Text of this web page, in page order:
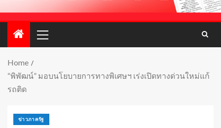
Home
“พิพัฒน์” มอบนโยบายการทางพิเศษฯ เร่งเปิดทางด่วนใหม่แก้
รถติด
ข่าวภาครัฐ